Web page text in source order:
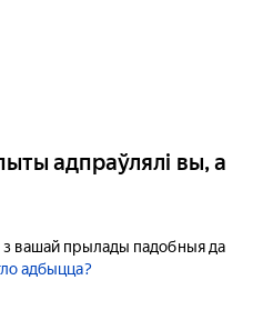
адпраўлялі вы, а
вашай прылады падобныя да
адбыцца?